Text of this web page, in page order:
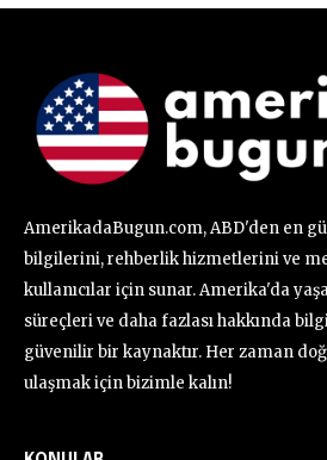
AmerikadaBugun.com, ABD'den en
bilgilerini, rehberlik hizmetlerini ve
kullanıcılar için sunar. Amerika'da
süreçleri ve daha fazlası hakkında
güvenilir bir kaynaktır. Her zaman
ulaşmak için bizimle kalın!